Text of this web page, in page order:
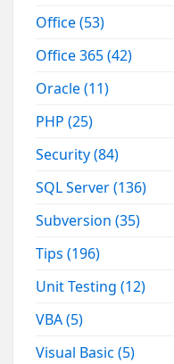
Office(53)
Office 365(42)
Oracle(11)
PHP(25)
Security(84)
SQL Server(136)
Subversion(35)
Tips(196)
Unit Testing(12)
VBA(5)
Visual Basic(5)